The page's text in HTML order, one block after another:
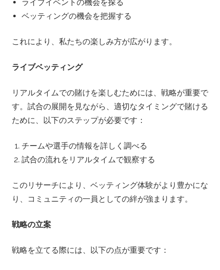
ライブイベントの機会を探る
ベッティングの機会を把握する
これにより、私たちの楽しみ方が広がります。
ライブベッティング
リアルタイムでの賭けを楽しむためには、戦略が重要で
す。試合の展開を見ながら、適切なタイミングで賭ける
ために、以下のステップが必要です：
チームや選手の情報を詳しく調べる
試合の流れをリアルタイムで観察する
このリサーチにより、ベッティング体験がより豊かにな
り、コミュニティの一員としての絆が強まります。
戦略の立案
戦略を立てる際には、以下の点が重要です：